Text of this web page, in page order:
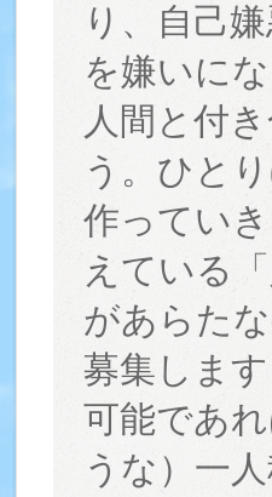
り、自己
を嫌いに
人間と付
う。ひと
作ってい
えている
があらた
募集しま
可能であ
うな）一